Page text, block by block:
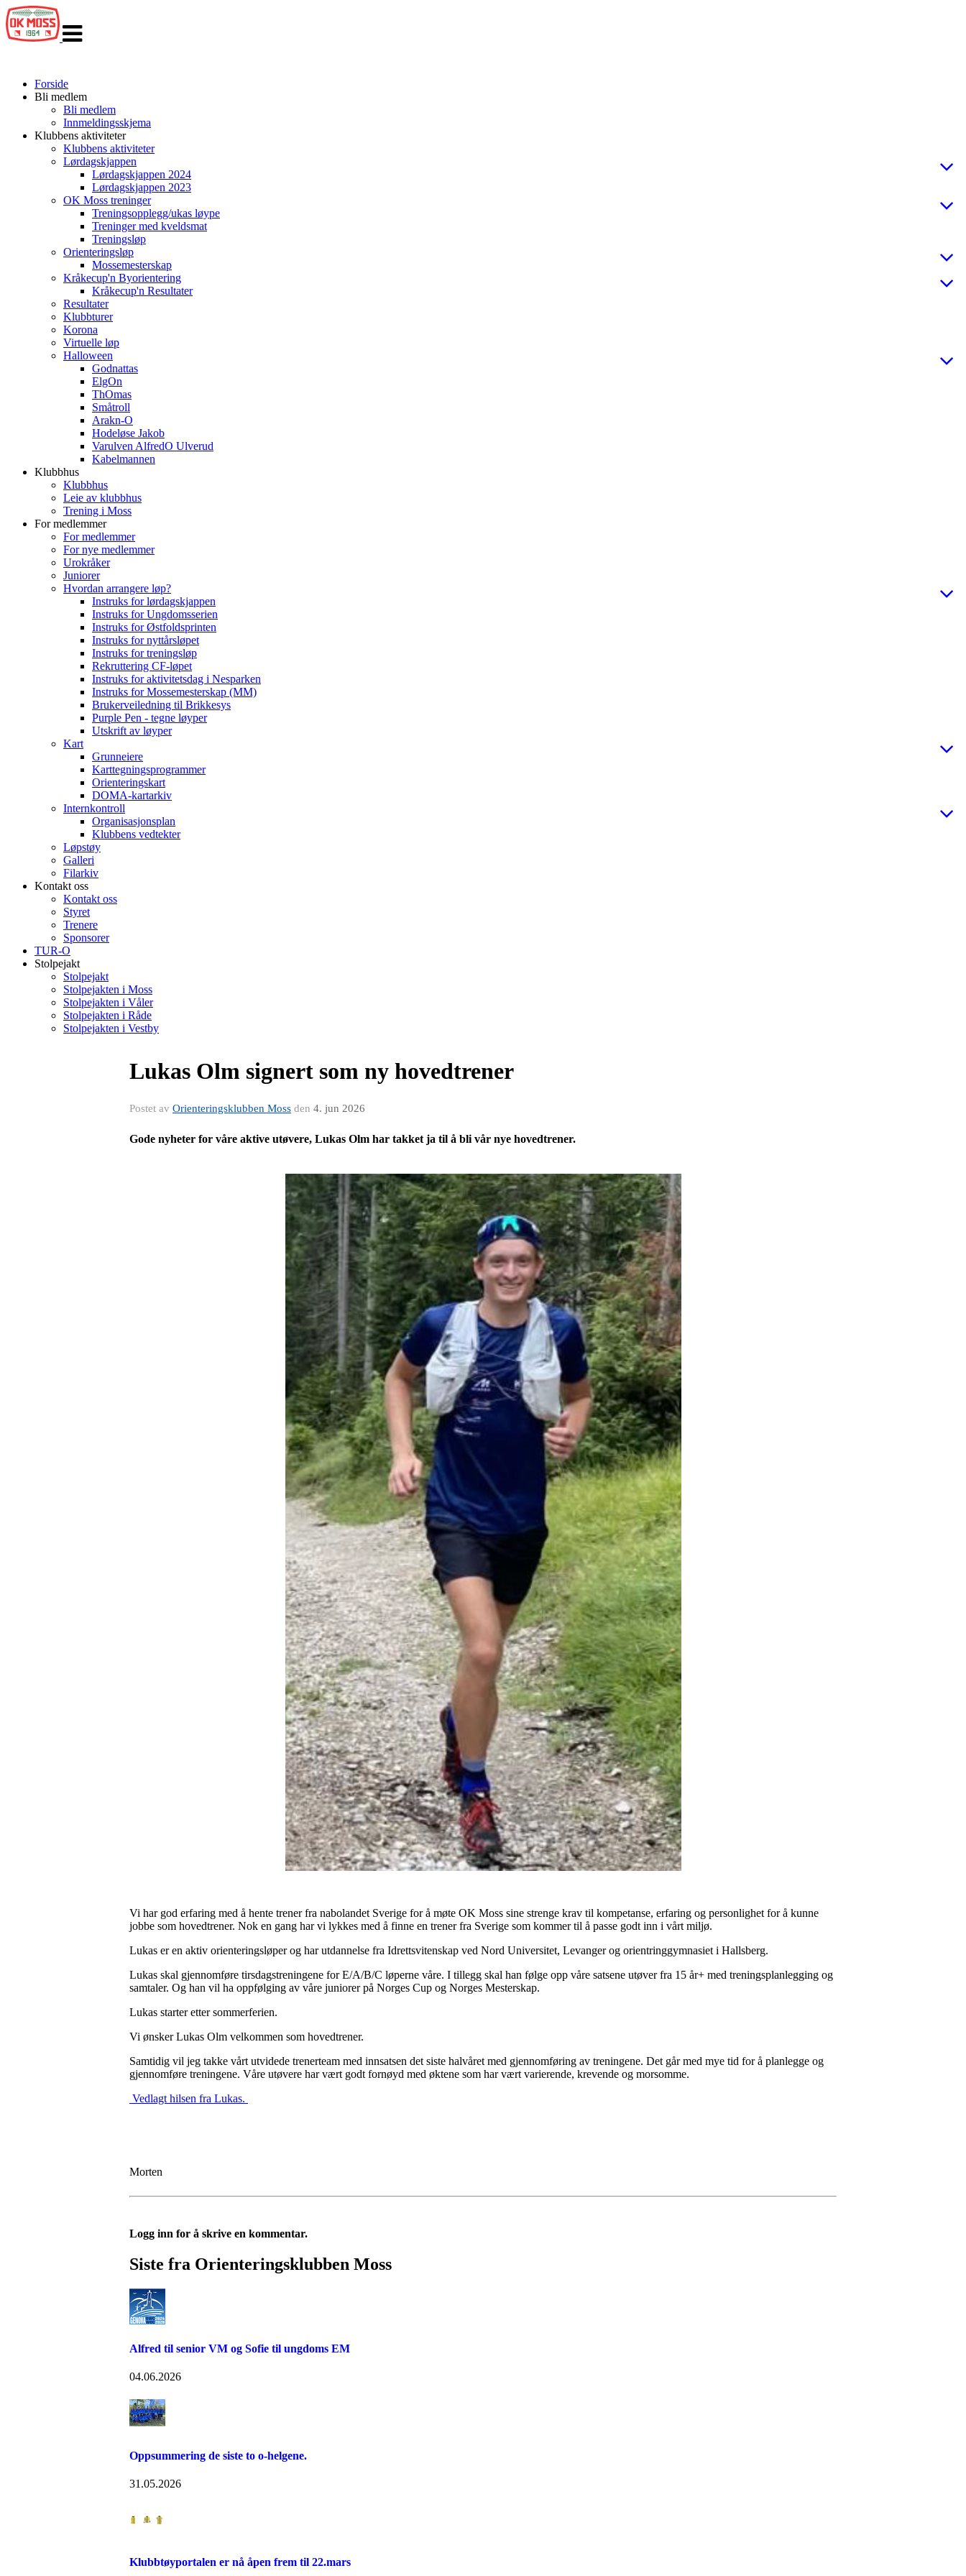
navigasjon
Forside
Bli medlem
Bli medlem
Innmeldingsskjema
Klubbens aktiviteter
Klubbens aktiviteter
Lørdagskjappen
Lørdagskjappen 2024
Lørdagskjappen 2023
OK Moss treninger
Treningsopplegg/ukas løype
Treninger med kveldsmat
Treningsløp
Orienteringsløp
Mossemesterskap
Kråkecup'n Byorientering
Kråkecup'n Resultater
Resultater
Klubbturer
Korona
Virtuelle løp
Halloween
Godnattas
ElgOn
ThOmas
Småtroll
Arakn-O
Hodeløse Jakob
Varulven AlfredO Ulverud
Kabelmannen
Klubbhus
Klubbhus
Leie av klubbhus
Trening i Moss
For medlemmer
For medlemmer
For nye medlemmer
Urokråker
Juniorer
Hvordan arrangere løp?
Instruks for lørdagskjappen
Instruks for Ungdomsserien
Instruks for Østfoldsprinten
Instruks for nyttårsløpet
Instruks for treningsløp
Rekruttering CF-løpet
Instruks for aktivitetsdag i Nesparken
Instruks for Mossemesterskap (MM)
Brukerveiledning til Brikkesys
Purple Pen - tegne løyper
Utskrift av løyper
Kart
Grunneiere
Karttegningsprogrammer
Orienteringskart
DOMA-kartarkiv
Internkontroll
Organisasjonsplan
Klubbens vedtekter
Løpstøy
Galleri
Filarkiv
Kontakt oss
Kontakt oss
Styret
Trenere
Sponsorer
TUR-O
Stolpejakt
Stolpejakt
Stolpejakten i Moss
Stolpejakten i Våler
Stolpejakten i Råde
Stolpejakten i Vestby
Lukas Olm signert som ny hovedtrener
Postet av Orienteringsklubben Moss den 4. jun 2026
Gode nyheter for våre aktive utøvere, Lukas Olm har takket ja til å bli vår nye hovedtrener.
Vi har god erfaring med å hente trener fra nabolandet Sverige for å møte OK Moss sine strenge krav til kompetanse, erfaring og personlighet for å kunne
jobbe som hovedtrener. Nok en gang har vi lykkes med å finne en trener fra Sverige som kommer til å passe godt inn i vårt miljø.
Lukas er en aktiv orienteringsløper og har utdannelse fra Idrettsvitenskap ved Nord Universitet, Levanger og orientringgymnasiet i Hallsberg.
Lukas skal gjennomføre tirsdagstreningene for E/A/B/C løperne våre. I tillegg skal han følge opp våre satsene utøver fra 15 år+ med treningsplanlegging og
samtaler. Og han vil ha oppfølging av våre juniorer på Norges Cup og Norges Mesterskap.
Lukas starter etter sommerferien.
Vi ønsker Lukas Olm velkommen som hovedtrener.
Samtidig vil jeg takke vårt utvidede trenerteam med innsatsen det siste halvåret med gjennomføring av treningene. Det går med mye tid for å planlegge og
gjennomføre treningene. Våre utøvere har vært godt fornøyd med øktene som har vært varierende, krevende og morsomme.
Vedlagt hilsen fra Lukas.
Morten
Logg inn for å skrive en kommentar.
Siste fra Orienteringsklubben Moss
Alfred til senior VM og Sofie til ungdoms EM
04.06.2026
Oppsummering de siste to o-helgene.
31.05.2026
Klubbtøyportalen er nå åpen frem til 22.mars